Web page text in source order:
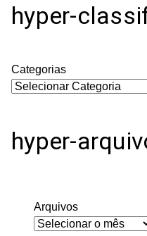
hyper-
Categorias
hyper-
Arquivos